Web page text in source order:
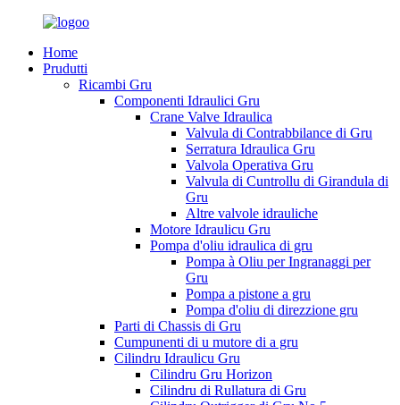
Home
Prudutti
Ricambi Gru
Componenti Idraulici Gru
Crane Valve Idraulica
Valvula di Contrabbilance di Gru
Serratura Idraulica Gru
Valvola Operativa Gru
Valvula di Cuntrollu di Girandula di
Gru
Altre valvole idrauliche
Motore Idraulicu Gru
Pompa d'oliu idraulica di gru
Pompa à Oliu per Ingranaggi per
Gru
Pompa a pistone a gru
Pompa d'oliu di direzzione gru
Parti di Chassis di Gru
Cumpunenti di u mutore di a gru
Cilindru Idraulicu Gru
Cilindru Gru Horizon
Cilindru di Rullatura di Gru